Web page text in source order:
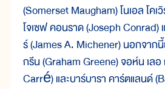
(Somerset Maugham) โนเอล โค
โจเซฟ คอนราด (Joseph Conrad)
ร์ (James A. Michener) นอกจาก
กรีน (Graham Greene) จอห์น เลอ
Carré) และบาร์บารา คาร์ตแลนด์